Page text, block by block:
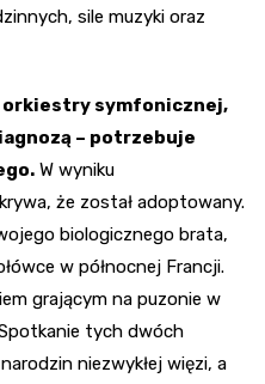
sile muzyki oraz
symfonicznej,
– potrzebuje
W wyniku
że został adoptowany.
biologicznego brata,
w północnej Francji.
grającym na puzonie w
tych dwóch
niezwykłej więzi, a